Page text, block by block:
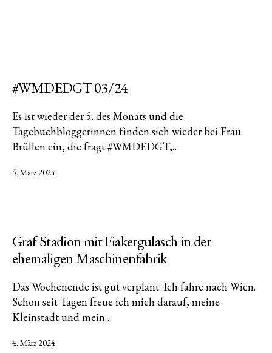
#WMDEDGT 03/24
Es ist wieder der 5. des Monats und die
Tagebuchbloggerinnen finden sich wieder bei Frau
Brüllen ein, die fragt #WMDEDGT,…
Veröffentlicht
5. März 2024
Graf Stadion mit Fiakergulasch in der
ehemaligen Maschinenfabrik
Das Wochenende ist gut verplant. Ich fahre nach Wien.
Schon seit Tagen freue ich mich darauf, meine
Kleinstadt und mein…
Veröffentlicht
4. März 2024